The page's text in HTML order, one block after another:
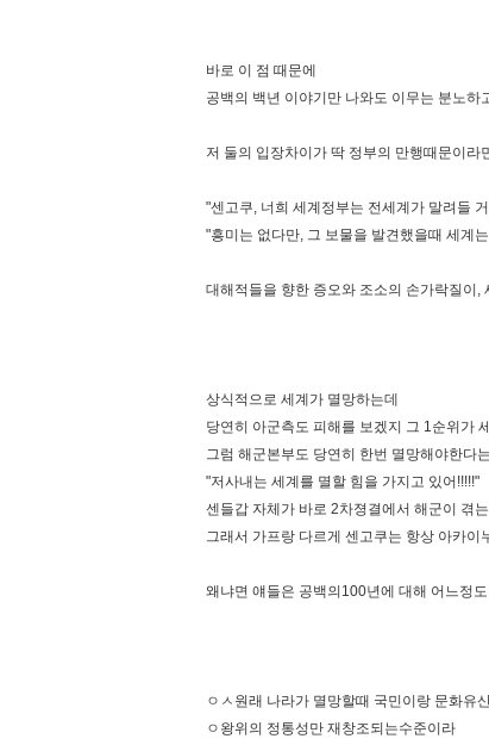
바로 이 점 때문에
공백의 백년 이야기만 나와도 이무는 분노
저 둘의 입장차이가 딱 정부의 만행때문이라
"센고쿠, 너희 세계정부는 전세계가 말려들
"흥미는 없다만, 그 보물을 발견했을때 세계
대해적들을 향한 증오와 조소의 손가락질이
상식적으로 세계가 멸망하는데
당연히 아군측도 피해를 보겠지 그 1순위가
그럼 해군본부도 당연히 한번 멸망해야한다
"저사내는 세계를 멸할 힘을 가지고 있어!!!!!"
센들갑 자체가 바로 2차졍결에서 해군이 겪
그래서 가프랑 다르게 센고쿠는 항상 아카이
왜냐면 얘들은 공백의100년에 대해 어느정
ㅇㅅ원래 나라가 멸망할때 국민이랑 문화유
ㅇ왕위의 정통성만 재창조되는수준이라